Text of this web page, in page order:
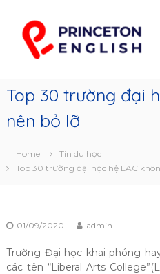
contentEnglish
Trung
du
Mỹ
Top 30 trường đại
nên bỏ lỡ
Home
Tin du học
Top 30 trường đại học hệ LAC
01/09/2020 admin
Trường Đại học khai phóng
các tên “Liberal Arts